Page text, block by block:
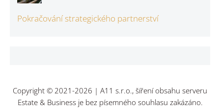
Pokračování strategického partnerství
Copyright © 2021-2026 | A11 s.r.o., šíření obsahu serveru
Estate & Business je bez písemného souhlasu zakázáno.